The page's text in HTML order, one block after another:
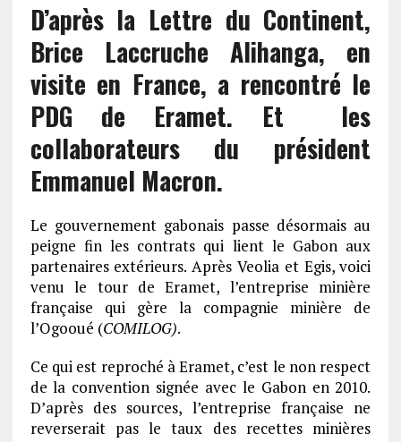
D’après la Lettre du Continent,
Brice Laccruche Alihanga, en
visite en France, a rencontré le
PDG de Eramet. Et les
collaborateurs du président
Emmanuel Macron.
Le gouvernement gabonais passe désormais au
peigne fin les contrats qui lient le Gabon aux
partenaires extérieurs. Après Veolia et Egis, voici
venu le tour de Eramet, l’entreprise minière
française qui gère la compagnie minière de
l’Ogooué (COMILOG).
Ce qui est reproché à Eramet, c’est le non respect
de la convention signée avec le Gabon en 2010.
D’après des sources, l’entreprise française ne
reverserait pas le taux des recettes minières